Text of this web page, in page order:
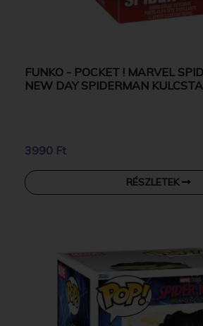
FUNKO - POCKET ! MARVEL
NEW DAY SPIDERMAN
3990 Ft
RÉSZLETEK